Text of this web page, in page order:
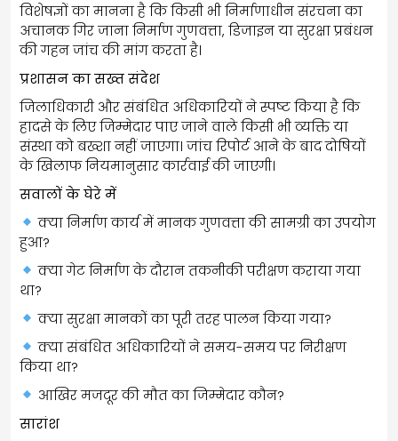
विशेषज्ञों का मानना है कि किसी भी निर्माणाधीन संरचना का
अचानक गिर जाना निर्माण गुणवत्ता, डिजाइन या सुरक्षा प्रबंधन
की गहन जांच की मांग करता है।
प्रशासन का सख्त संदेश
जिलाधिकारी और संबंधित अधिकारियों ने स्पष्ट किया है कि
हादसे के लिए जिम्मेदार पाए जाने वाले किसी भी व्यक्ति या
संस्था को बख्शा नहीं जाएगा। जांच रिपोर्ट आने के बाद दोषियों
के खिलाफ नियमानुसार कार्रवाई की जाएगी।
सवालों के घेरे में
क्या निर्माण कार्य में मानक गुणवत्ता की सामग्री का उपयोग
हुआ?
क्या गेट निर्माण के दौरान तकनीकी परीक्षण कराया गया
था?
क्या सुरक्षा मानकों का पूरी तरह पालन किया गया?
क्या संबंधित अधिकारियों ने समय-समय पर निरीक्षण
किया था?
आखिर मजदूर की मौत का जिम्मेदार कौन?
सारांश